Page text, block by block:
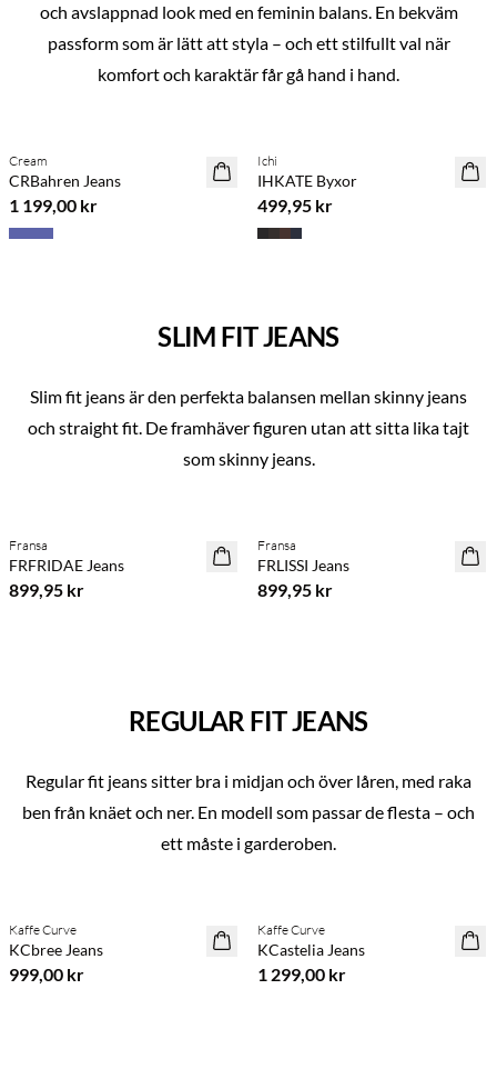
och avslappnad look med en feminin balans. En bekväm
passform som är lätt att styla – och ett stilfullt val när
komfort och karaktär får gå hand i hand.
NYHET
Cream
CRBahren Jeans
1 199,00 kr
NYHET
Ichi
IHKATE Byxor
499,95 kr
SLIM FIT JEANS
Slim fit jeans är den perfekta balansen mellan skinny jeans
och straight fit. De framhäver figuren utan att sitta lika tajt
som skinny jeans.
NYHET
Fransa
FRFRIDAE Jeans
899,95 kr
NYHET
Fransa
FRLISSI Jeans
899,95 kr
REGULAR FIT JEANS
Regular fit jeans sitter bra i midjan och över låren, med raka
ben från knäet och ner. En modell som passar de flesta – och
ett måste i garderoben.
NYHET
Kaffe Curve
KCbree Jeans
999,00 kr
NYHET
Kaffe Curve
KCastelia Jeans
1 299,00 kr